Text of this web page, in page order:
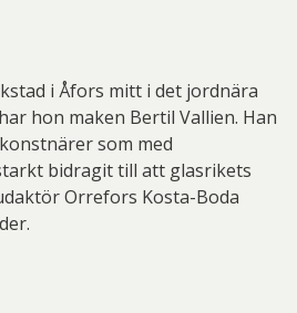
i Åfors mitt i det jordnära
hon maken Bertil Vallien. Han
som med
bidragit till att glasrikets
Orrefors Kosta-Boda